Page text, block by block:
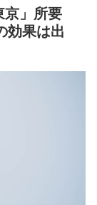
京」所要
効果は出